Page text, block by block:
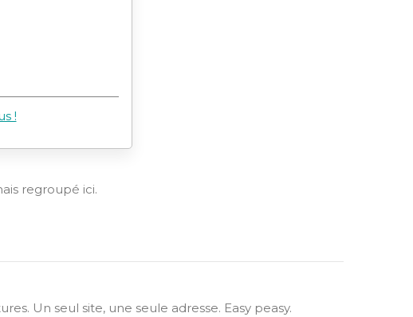
!
regroupé ici.
Un seul site, une seule adresse. Easy peasy.